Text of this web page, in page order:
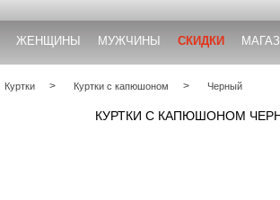
ЖЕНЩИНЫ МУЖЧИНЫ СКИДКИ
Куртки Куртки с капюшоном Черный
КУРТКИ С КАПЮШОНОМ